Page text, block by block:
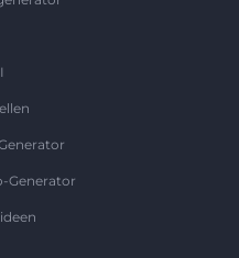
Generator